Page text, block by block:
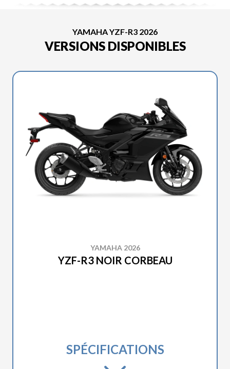
YAMAHA YZF-R3 2026
VERSIONS DISPONIBLES
YAMAHA 2026
YZF-R3 NOIR CORBEAU
SPÉCIFICATIONS